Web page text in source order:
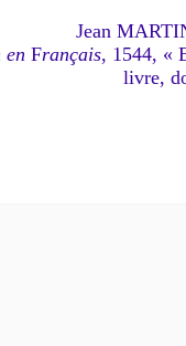
Jean
en Fran­çais, 1544, «
livre,